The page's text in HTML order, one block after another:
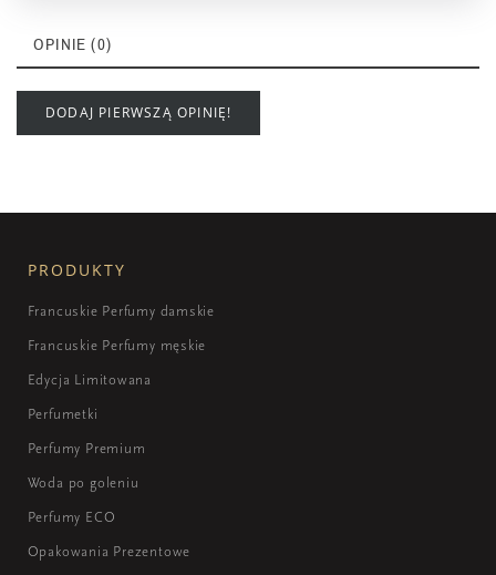
OPINIE (0)
DODAJ PIERWSZĄ OPINIĘ!
PRODUKTY
Francuskie Perfumy damskie
Francuskie Perfumy męskie
Edycja Limitowana
Perfumetki
Perfumy Premium
Woda po goleniu
Perfumy ECO
Opakowania Prezentowe